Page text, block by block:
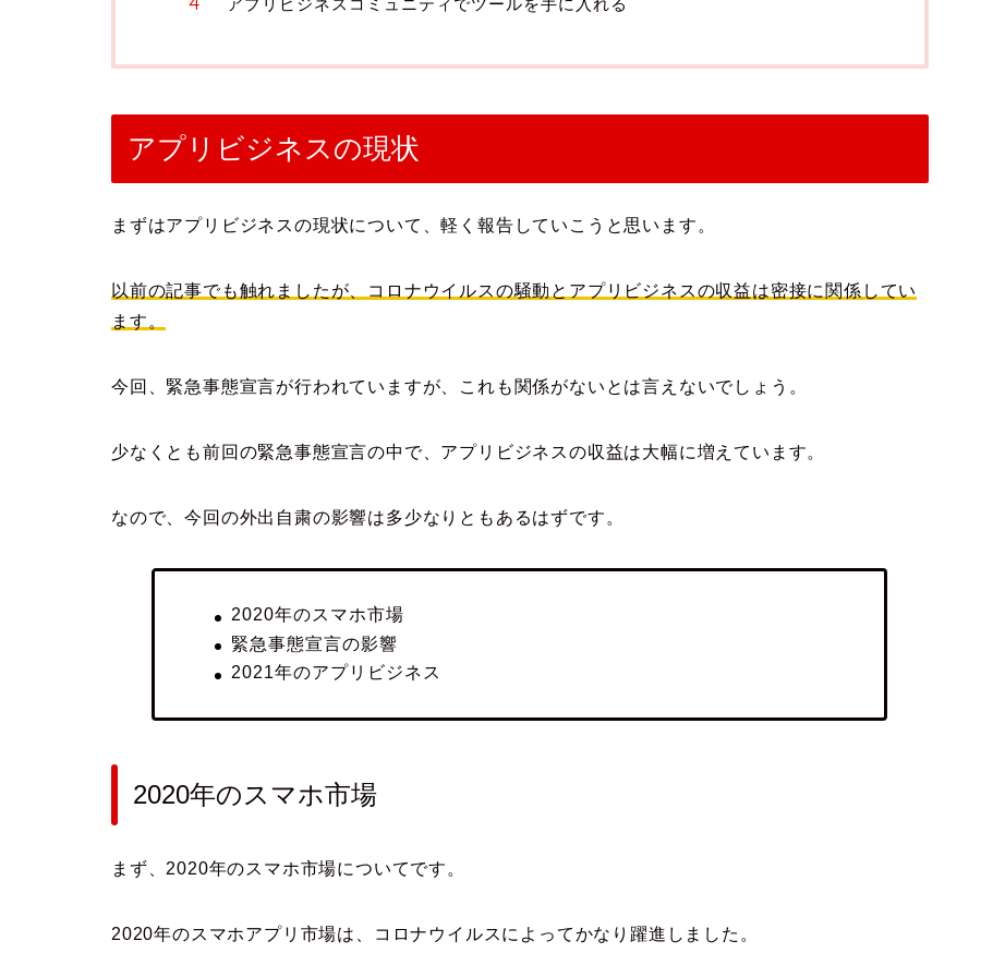
アプリビジネスの現状
まずはアプリビジネスの現状について、軽く報告していこうと思います。
以前の記事でも触れましたが、コロナウイルスの騒動とアプリビジネスの収益は密接に関係してい
ます。
今回、緊急事態宣言が行われていますが、これも関係がないとは言えないでしょう。
少なくとも前回の緊急事態宣言の中で、アプリビジネスの収益は大幅に増えています。
なので、今回の外出自粛の影響は多少なりともあるはずです。
2020年のスマホ市場
緊急事態宣言の影響
2021年のアプリビジネス
2020年のスマホ市場
まず、2020年のスマホ市場についてです。
2020年のスマホアプリ市場は、コロナウイルスによってかなり躍進しました。